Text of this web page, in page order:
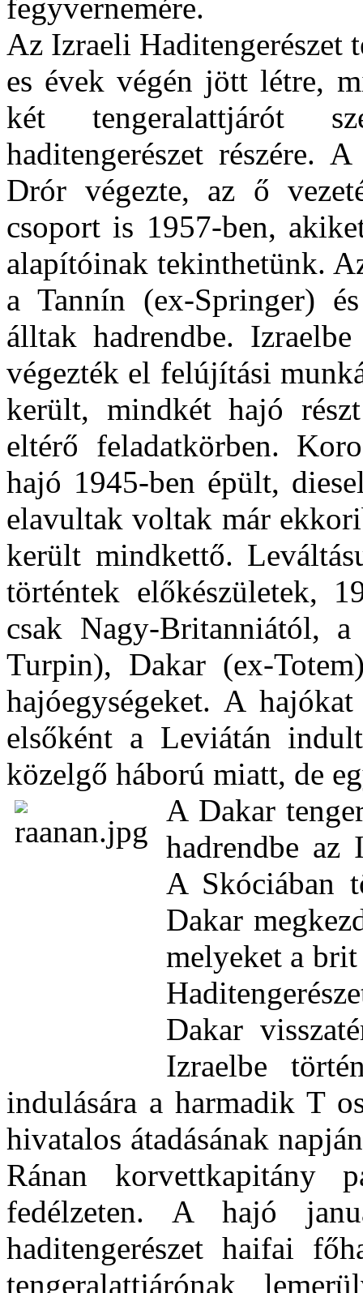
fegyvernemére.
Az Izraeli Haditengerészet
es évek végén jött létre,
két tengeralattjárót
haditengerészet részére.
Drór végezte, az ő
csoport is 1957-ben,
alapítóinak tekinthetünk.
a Tannín (ex-Springer)
álltak hadrendbe.
végezték el felújítási
került, mindkét hajó
eltérő feladatkörben.
hajó 1945-ben épült,
elavultak voltak már
került mindkettő.
történtek előkészületek,
csak Nagy-Britanniától,
Turpin), Dakar (ex-
hajóegységeket. A
elsőként a Leviátán
közelgő háború miatt, de
A Dakar
hadrendbe az
A Skóciában
Dakar
melyeket a
Dakar
Izraelbe
indulására a harmadik T
hivatalos átadásának
Ránan korvettkapitány
fedélzeten. A hajó
haditengerészet haifai
tengeralattjárónak